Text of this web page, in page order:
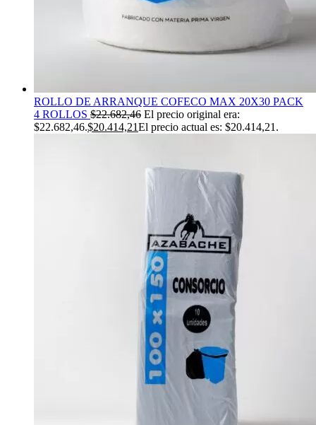
ROLLO DE ARRANQUE COFECO MAX 20X30 PACK
4 ROLLOS $22.682,46 El precio original era:
$22.682,46.$20.414,21El precio actual es: $20.414,21.